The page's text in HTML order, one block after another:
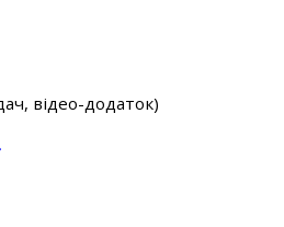
відео-додаток)